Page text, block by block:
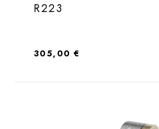
R223
Regulärer Preis:
305,00 €